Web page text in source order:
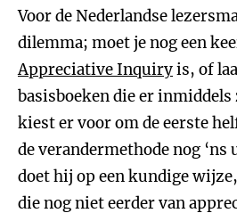
Voor de Nederlandse
dilemma; moet je nog een
Appreciative Inquiryis, of
basisboeken die er inmiddels
kiest er voor om de eerste
de verandermethode nog ‘ns
doet hij op een kundige
die nog niet eerder van